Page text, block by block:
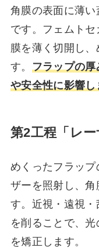
角膜の表面に薄
です。フェムト
膜を薄く切開し
す。
フラップの
や安全性に影響し
第2工程「レー
めくったフラッ
ザーを照射し、
す。近視・遠視
を削ることで、
を矯正します。